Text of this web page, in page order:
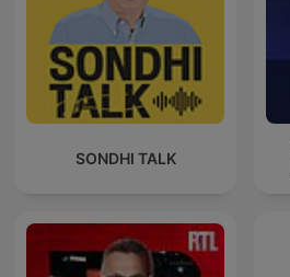
SONDHI TALK